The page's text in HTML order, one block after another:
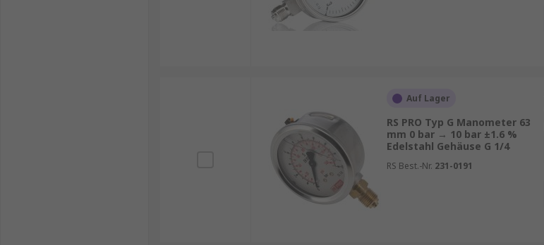
Auf Lager
RS PRO Typ G Manometer 63
mm 0 bar → 10 bar ±1.6 %
Edelstahl Gehäuse G 1/4
RS Best.-Nr. 231-0191